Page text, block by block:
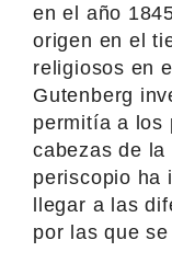
en el año
origen en el
religiosos en
Gutenberg
permitía a los
cabezas de
periscopio ha
llegar a las
por las que